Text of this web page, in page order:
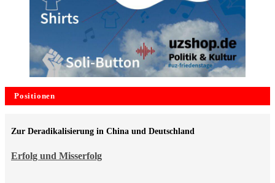
Positionen
Erfolg und Misserfolg
Zur Deradikalisierung in China und Deutschland